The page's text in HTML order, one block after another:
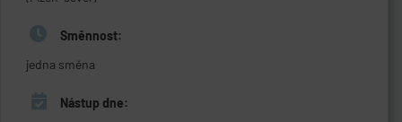
Směnnost:
jedna směna
Nástup dne: